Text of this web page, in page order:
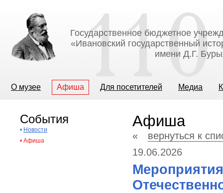
Государственное бюджетное
«Ивановский государственный
имени Д.Г.
О музее Афиша Для посетителей Медиа
События
• Новости
• Афиша
Афиша
« вернуться к
19.06.2026